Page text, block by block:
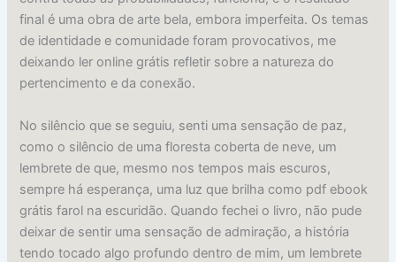
final é uma obra de arte bela, embora imperfeita. Os temas
de identidade e comunidade foram provocativos, me
deixando ler online grátis refletir sobre a natureza do
pertencimento e da conexão.
No silêncio que se seguiu, senti uma sensação de paz,
como o silêncio de uma floresta coberta de neve, um
lembrete de que, mesmo nos tempos mais escuros,
sempre há esperança, uma luz que brilha como pdf ebook
grátis farol na escuridão. Quando fechei o livro, não pude
deixar de sentir uma sensação de admiração, a história
tendo tocado algo profundo dentro de mim, um lembrete